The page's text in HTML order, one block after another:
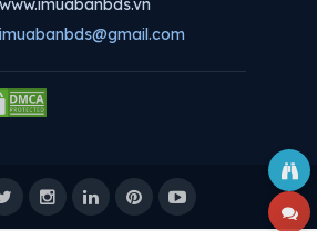
imuabanbds@gmail.com